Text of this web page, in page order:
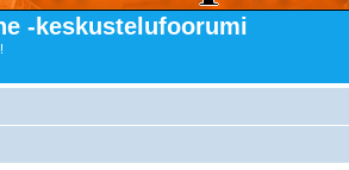
-keskustelufoorumi